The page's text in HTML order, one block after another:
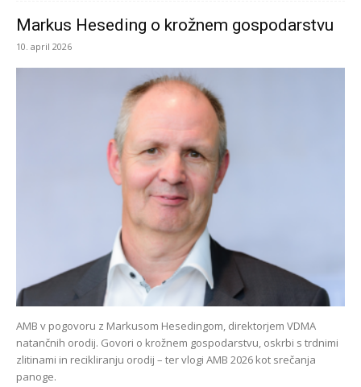
Markus Heseding o krožnem gospodarstvu
10. april 2026
AMB v pogovoru z Markusom Hesedingom, direktorjem VDMA
natančnih orodij. Govori o krožnem gospodarstvu, oskrbi s trdnimi
zlitinami in recikliranju orodij – ter vlogi AMB 2026 kot srečanja
panoge.